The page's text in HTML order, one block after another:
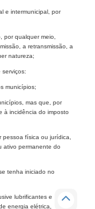
e intermunicipal, por
por qualquer meio,
a retransmissão, a
natureza;
serviços:
municípios;
mas que, por
à incidência do imposto
física ou jurídica,
ativo permanente do
tenha iniciado no
lubrificantes e
energia elétrica,